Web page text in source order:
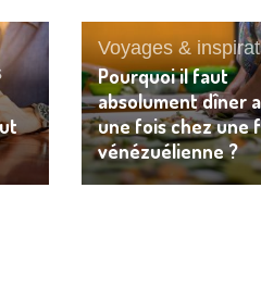
Voyages &
Pourquoi il faut
absolument dîner
une fois chez une
vénézuélienne ?